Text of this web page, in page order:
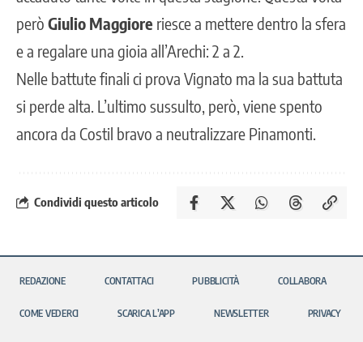
però Giulio Maggiore riesce a mettere dentro la sfera
e a regalare una gioia all’Arechi: 2 a 2.
Nelle battute finali ci prova Vignato ma la sua battuta
si perde alta. L’ultimo sussulto, però, viene spento
ancora da Costil bravo a neutralizzare Pinamonti.
Condividi questo articolo
REDAZIONE CONTATTACI PUBBLICITÀ COLLABORA
COME VEDERCI SCARICA L’APP NEWSLETTER PRIVACY